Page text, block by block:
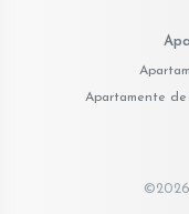
Apartamente
©2026